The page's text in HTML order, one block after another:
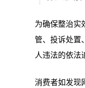
为确保整治实
管、投诉处置
人违法的依法
消费者如发现